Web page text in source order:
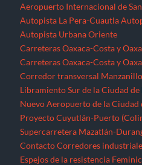
Aeropuerto Internacional de
Autopista La Pera-Cuautla
Autopista Urbana Oriente
Carreteras Oaxaca-Costa y
Carreteras Oaxaca-Costa y
Corredor transversal
Libramiento Sur de la Ciudad
Nuevo Aeropuerto de la Ciudad
Proyecto Cuyutlán-Puerto
Supercarretera Mazatlán-
Contacto Corredores
Espejos de la resistencia